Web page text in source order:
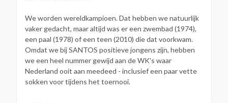
We worden wereldkampioen. Dat hebben we natuurlijk
vaker gedacht, maar altijd was er een zwembad (1974),
een paal (1978) of een teen (2010) die dat voorkwam.
Omdat we bij SANTOS positieve jongens zijn, hebben
we een heel nummer gewijd aan de WK's waar
Nederland ooit aan meedeed - inclusief een paar vette
sokken voor tijdens het toernooi.